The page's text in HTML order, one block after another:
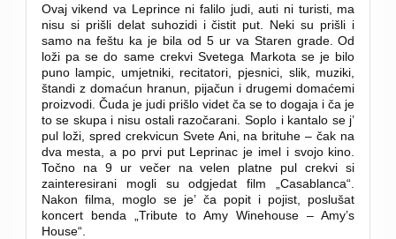
Ovaj vikend va Leprince ni falilo judi, auti ni turisti, ma
nisu si prišli delat suhozidi i čistit put. Neki su prišli i
samo na feštu ka je bila od 5 ur va Staren grade.Od
loži pa se do same crekvi Svetega Markota se je bilo
puno lampic, umjetniki, recitatori, pjesnici, slik, muziki,
štandi z domaćun hranun, pijačun i drugemi domaćemi
proizvodi. Čuda je judi prišlo videt ča se to dogaja i ča je
to se skupa i nisu ostali razočarani. Soplo i kantalo se j’
pul loži, spred crekvicun Svete Ani, na brituhe – čak na
dva mesta, a po prvi put Leprinac je imel i svojo kino.
Točno na 9 ur večer na velen platne pul crekvi si
zainteresirani mogli su odgjedat film „Casablanca“.
Nakon filma, moglo se je’ ča popit i pojist, poslušat
koncert benda „Tribute to Amy Winehouse – Amy’s
House“.